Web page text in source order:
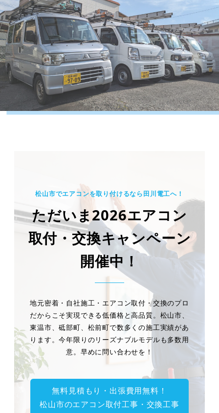
松山市でエアコンを取り付けるなら田川電工へ！
ただいま2026エアコン
取付・交換キャンペーン
開催中！
地元密着・自社施工・エアコン取付・交換のプロ
だからこそ実現できる低価格と高品質。松山市、
東温市、砥部町、松前町で数多くの施工実績があ
ります。今年限りのリーズナブルモデルも多数用
意。早めに問い合わせを！
無料見積もり・出張費用無料！
松山市のエアコン取付工事・交換工事